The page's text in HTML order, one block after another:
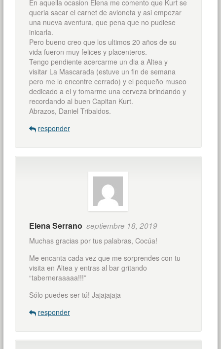
En aquella ocasion Elena me comento que Kurt se
queria sacar el carnet de avioneta y asi empezar
una nueva aventura, que pena que no pudiese
inicarla.
Pero bueno creo que los ultimos 20 años de su
vida fueron muy felices y placenteros.
Tengo pendiente acercarme un dia a Altea y
visitar La Mascarada (estuve un fin de semana
pero me lo encontre cerrado) y el pequeño museo
dedicado a el y tomarme una cerveza brindando y
recordando al buen Capitan Kurt.
Abrazos, Daniel Tribaldos.
responder
Elena Serrano septiembre 18, 2019
Muchas gracias por tus palabras, Cocúa!
Me encanta cada vez que me sorprendes con tu
visita en Altea y entras al bar gritando
“taberneraaaaa!!!”
Sólo puedes ser tú! Jajajajaja
responder